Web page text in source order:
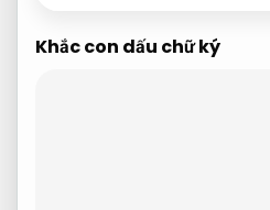
Khắc con dấu chữ ký